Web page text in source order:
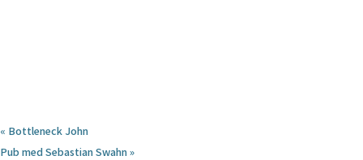
« Bottleneck John
Pub med Sebastian Swahn»